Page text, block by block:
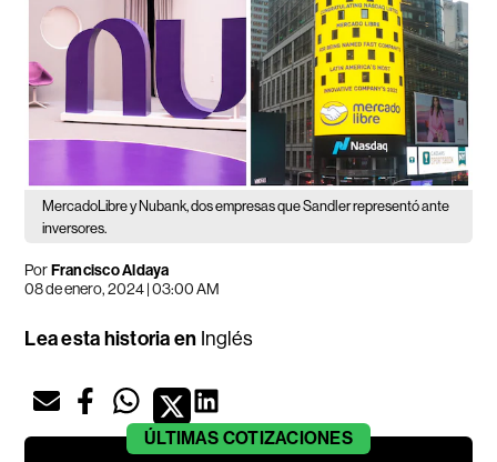
MercadoLibre y Nubank, dos empresas que Sandler representó ante
inversores.
PorFrancisco Aldaya
08 de enero, 2024 | 03:00 AM
Lea esta historia en Inglés
ÚLTIMAS COTIZACIONES